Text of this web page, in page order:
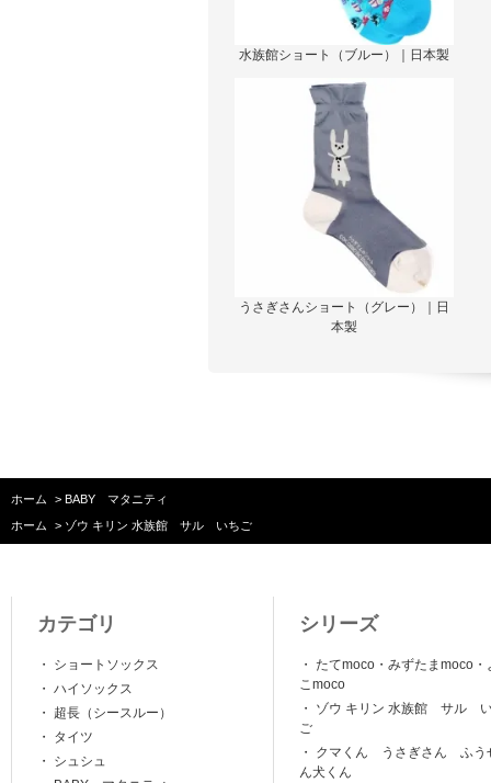
水族館ショート（ブルー）｜日本製
うさぎさんショート（グレー）｜日
本製
ホーム > BABY マタニティ
ホーム
> ゾウ キリン 水族館 サル いちご
カテゴリ
・
ショートソックス
・ ハイソックス
・
超長（シースルー）
・
タイツ
・
シュシュ
シリーズ
・ たてmoco・みずたまmoco・
こmoco
・
ゾウ キリン 水族館 サル
ご
・
クマくん うさぎさん ふう
ん犬くん